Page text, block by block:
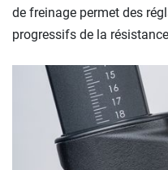
de freinage permet des
progressifs de la